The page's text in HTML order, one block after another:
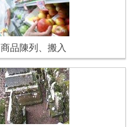
品陳列、搬入